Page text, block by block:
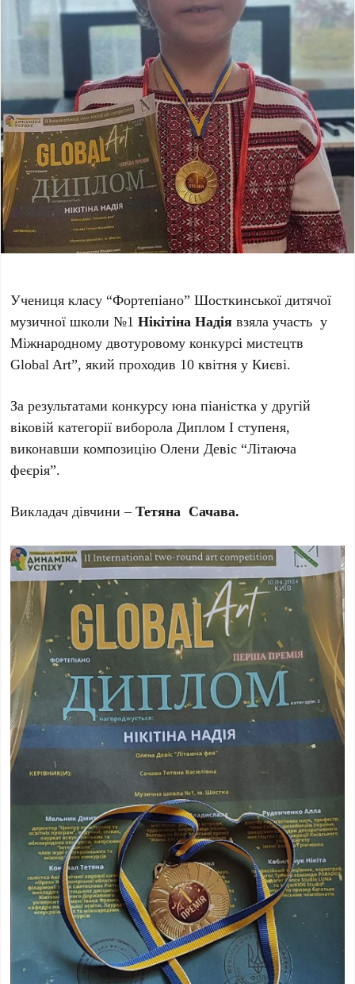
Учениця класу “Фортепіано” Шосткинської дитячої
музичної школи №1Нікітіна Надія взяла участь у
Міжнародному двотуровому конкурсі мистецтв
Global Art”, який проходив 10 квітня у Києві.
За результатами конкурсу юна піаністка у другій
віковій категорії виборола Диплом І ступеня,
виконавши композицію Олени Девіс “Літаюча
феєрія”.
Викладач дівчини –Тетяна Сачава.